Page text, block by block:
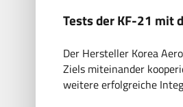
Tests der KF-21 mit
Der Hersteller Korea
Ziels miteinander
weitere erfolgreiche